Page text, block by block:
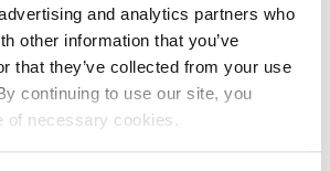
and analytics partners who
other information that you’ve
that they’ve collected from your use
continuing to use our site, you
of necessary cookies.
Sudski registar
(RA000156)
potpuno potvrđeno
kod registra